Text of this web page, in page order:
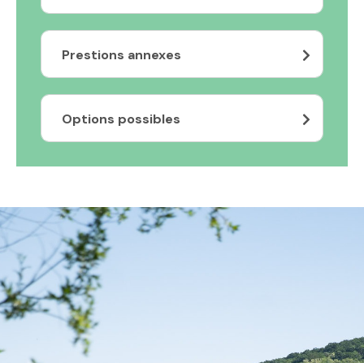
Prestions annexes
Options possibles